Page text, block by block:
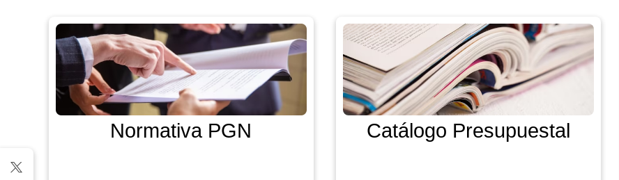
Normativa PGN Catálogo Presupuestal